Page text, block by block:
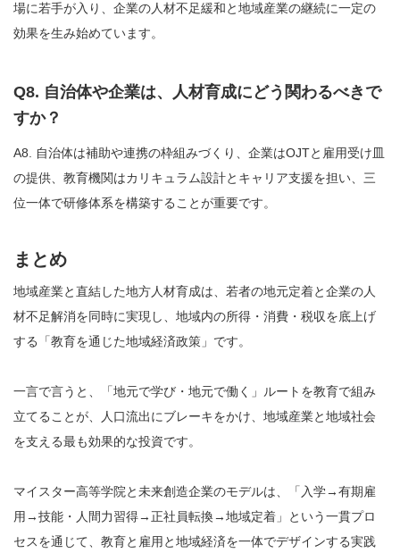
場に若手が入り、企業の人材不足緩和と地域産業の継続に一定の
効果を生み始めています。
Q8. 自治体や企業は、人材育成にどう関わるべきで
すか？
A8. 自治体は補助や連携の枠組みづくり、企業はOJTと雇用受け皿
の提供、教育機関はカリキュラム設計とキャリア支援を担い、三
位一体で研修体系を構築することが重要です。
まとめ
地域産業と直結した地方人材育成は、若者の地元定着と企業の人
材不足解消を同時に実現し、地域内の所得・消費・税収を底上げ
する「教育を通じた地域経済政策」です。
一言で言うと、「地元で学び・地元で働く」ルートを教育で組み
立てることが、人口流出にブレーキをかけ、地域産業と地域社会
を支える最も効果的な投資です。
マイスター高等学院と未来創造企業のモデルは、「入学→有期雇
用→技能・人間力習得→正社員転換→地域定着」という一貫プロ
セスを通じて、教育と雇用と地域経済を一体でデザインする実践